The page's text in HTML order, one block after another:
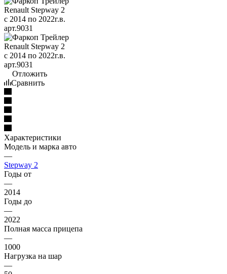
Отложить
Сравнить
Характеристики
Модель и марка авто
—
Stepway 2
Годы от
—
2014
Годы до
—
2022
Полная масса прицепа
—
1000
Нагрузка на шар
—